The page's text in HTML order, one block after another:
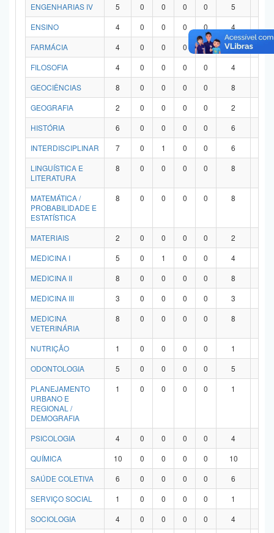
ENGENHARIAS IV
5 0 0 0 0 5
ENSINO
4 0 0 0 0 4
FARMÁCIA
4 0 0 0 0 4
FILOSOFIA
4 0 0 0 0 4
GEOCIÊNCIAS
8 0 0 0 0 8
GEOGRAFIA
2 0 0 0 0 2
HISTÓRIA
6 0 0 0 0 6
INTERDISCIPLINAR
7 0 1 0 0 6
LINGUÍSTICA E
LITERATURA
8 0 0 0 0 8
MATEMÁTICA /
PROBABILIDADE E
ESTATÍSTICA
8 0 0 0 0 8
MATERIAIS 2 0 0 0 0 2
MEDICINA I
5 0 1 0 0 4
MEDICINA II
8 0 0 0 0 8
MEDICINA III
3 0 0 0 0 3
MEDICINA
VETERINÁRIA
8 0 0 0 0 8
NUTRIÇÃO 1 0 0 0 0 1
ODONTOLOGIA
5 0 0 0 0 5
PLANEJAMENTO
URBANO E
REGIONAL /
DEMOGRAFIA
1 0 0 0 0 1
PSICOLOGIA 4 0 0 0 0 4
QUÍMICA
10 0 0 0 0 10
SAÚDE COLETIVA
6 0 0 0 0 6
SERVIÇO SOCIAL
1 0 0 0 0 1
SOCIOLOGIA
4 0 0 0 0 4